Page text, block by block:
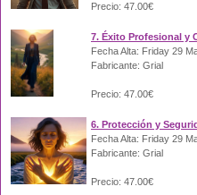
Precio: 47.00€
7. Éxito Profesional y
Fecha Alta: Friday 29
Fabricante: Grial
Precio: 47.00€
6. Protección y
Fecha Alta: Friday 29
Fabricante: Grial
Precio: 47.00€